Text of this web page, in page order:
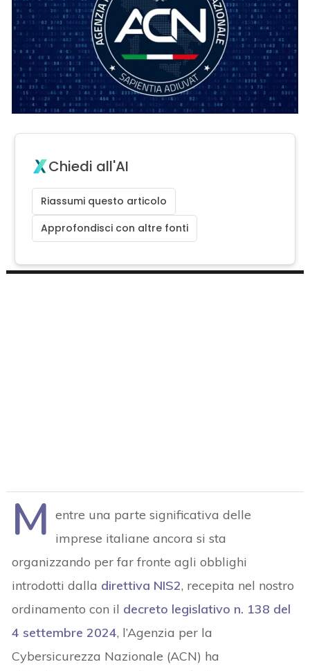
Chiedi all'AI
Riassumi questo articolo
Approfondisci con altre fonti
M entre una parte significativa delle
imprese italiane ancora si sta
organizzando per far fronte agli obblighi
introdotti dalla direttiva NIS2, recepita nel nostro
ordinamento con il decreto legislativo n. 138 del
4 settembre 2024, l’Agenzia per la
Cybersicurezza Nazionale (ACN) ha